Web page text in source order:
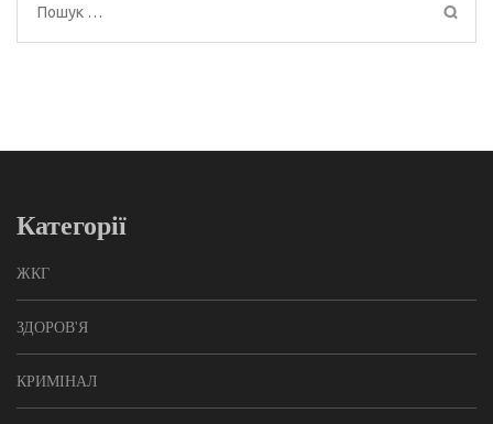
Пошук:
Категорії
ЖКГ
ЗДОРОВ'Я
КРИМІНАЛ